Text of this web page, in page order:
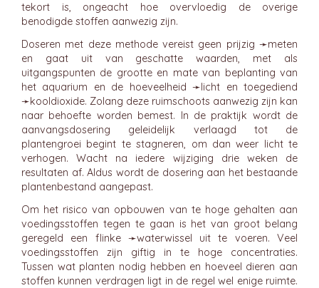
tekort is, ongeacht hoe overvloedig de overige
benodigde stoffen aanwezig zijn.
Doseren met deze methode vereist geen prijzig ➛meten
en gaat uit van geschatte waarden, met als
uitgangspunten de grootte en mate van beplanting van
het aquarium en de hoeveelheid ➛licht en toegediend
➛kooldioxide. Zolang deze ruimschoots aanwezig zijn kan
naar behoefte worden bemest. In de praktijk wordt de
aanvangsdosering geleidelijk verlaagd tot de
plantengroei begint te stagneren, om dan weer licht te
verhogen. Wacht na iedere wijziging drie weken de
resultaten af. Aldus wordt de dosering aan het bestaande
plantenbestand aangepast.
Om het risico van opbouwen van te hoge gehalten aan
voedingsstoffen tegen te gaan is het van groot belang
geregeld een flinke ➛waterwissel uit te voeren. Veel
voedingsstoffen zijn giftig in te hoge concentraties.
Tussen wat planten nodig hebben en hoeveel dieren aan
stoffen kunnen verdragen ligt in de regel wel enige ruimte.